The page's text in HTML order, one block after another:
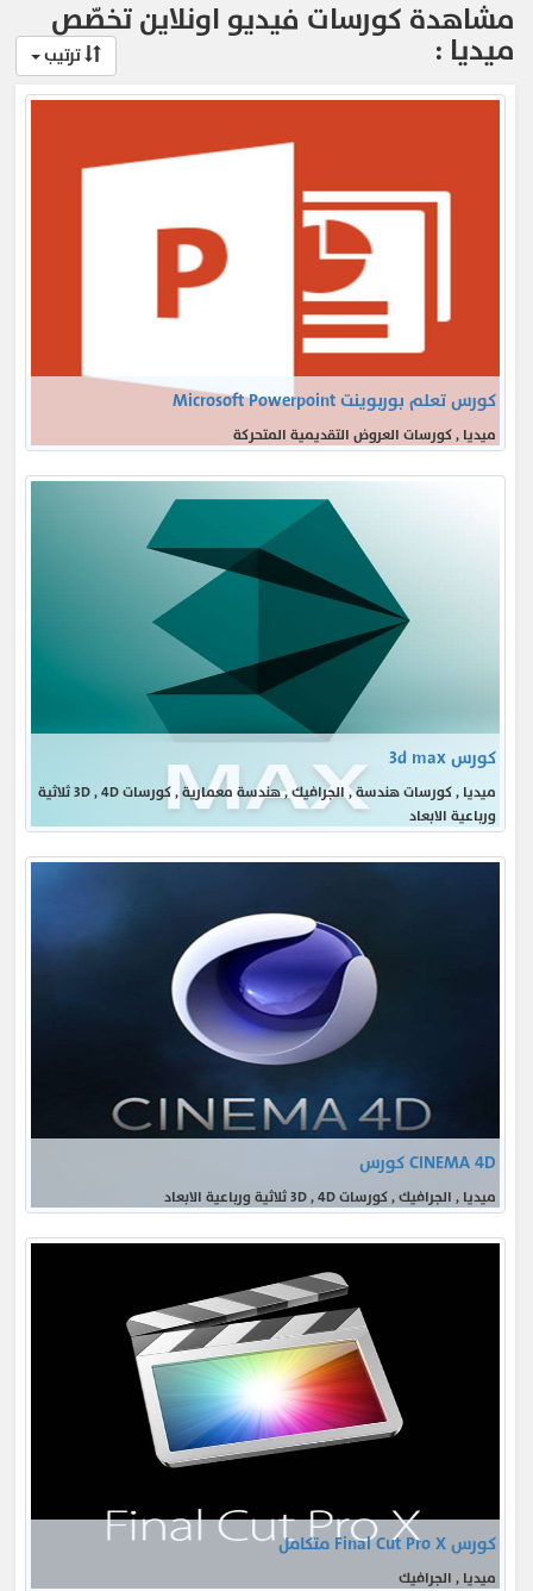
مشاهدة كورسات فيديو اونلاين تخصّص
ميديا :
كورس تعلم بوربوينت Microsoft Powerpoint
ميديا , كورسات العروض التقديمية المتحركة
كورس 3d max
ميديا , كورسات هندسة , الجرافيك , هندسة معمارية , كورسات 3D , 4D ثلاثية
ورباعية الابعاد
CINEMA 4D كورس
ميديا , الجرافيك , كورسات 3D , 4D ثلاثية ورباعية الابعاد
كورس Final Cut Pro X متكامل
ميديا , الجرافيك